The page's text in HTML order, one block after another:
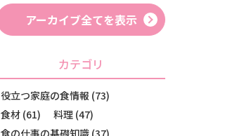
アーカイブ全てを表示
カテゴリ
役立つ家庭の食情報 (73)
食材 (61)
料理 (47)
食の仕事の基礎知識 (37)